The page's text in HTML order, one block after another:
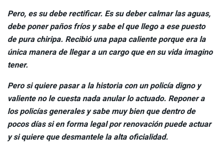
Pero, es su debe rectificar. Es su deber calmar las aguas,
debe poner paños fríos y sabe el que llego a ese puesto
de pura chiripa. Recibió una papa caliente porque era la
única manera de llegar a un cargo que en su vida imagino
tener.
Pero si quiere pasar a la historia con un policía digno y
valiente no le cuesta nada anular lo actuado. Reponer a
los policías generales y sabe muy bien que dentro de
pocos días si en forma legal por renovación puede actuar
y si quiere que desmantele la alta oficialidad.